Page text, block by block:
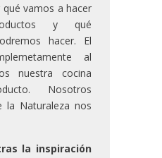
vamos a hacer
y qué
hacer. El
al
nuestra cocina
Nosotros
la Naturaleza nos
la inspiración